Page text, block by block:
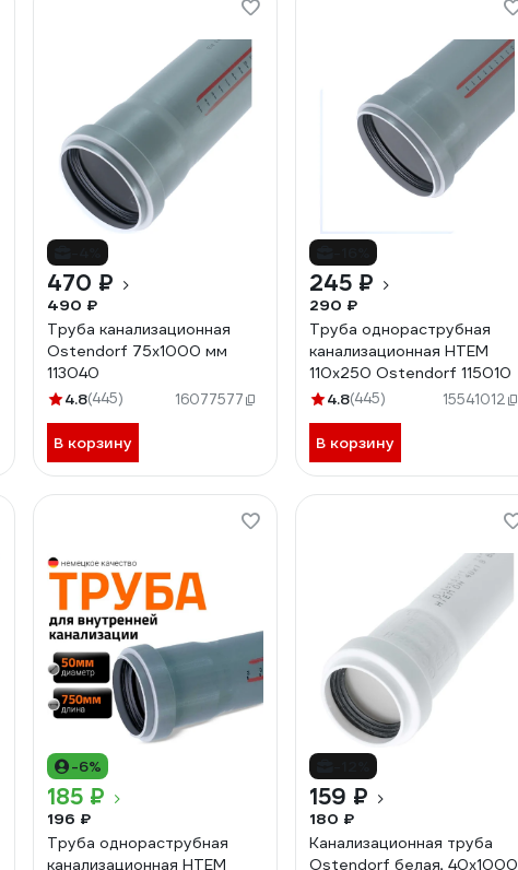
470 ₽
490 ₽
Труба канализационная
Ostendorf 75х1000 мм
113040
4.8(445) 16077577
В корзину
245 ₽
290 ₽
Труба однораструбная
канализационная HTEM
110х250 Ostendorf 115010
4.8(445) 15541012
В корзину
-6%
185 ₽
196 ₽
Труба однораструбная
канализационная HTEM
159 ₽
180 ₽
Канализационная труба
Ostendorf белая, 40x1000